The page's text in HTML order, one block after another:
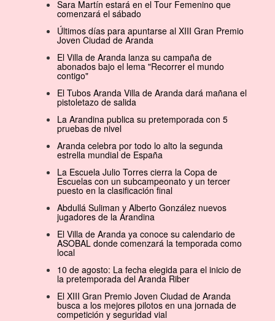
Sara Martín estará en el Tour Femenino que
comenzará el sábado
Últimos días para apuntarse al XIII Gran Premio
Joven Ciudad de Aranda
El Villa de Aranda lanza su campaña de
abonados bajo el lema "Recorrer el mundo
contigo"
El Tubos Aranda Villa de Aranda dará mañana el
pistoletazo de salida
La Arandina publica su pretemporada con 5
pruebas de nivel
Aranda celebra por todo lo alto la segunda
estrella mundial de España
La Escuela Julio Torres cierra la Copa de
Escuelas con un subcampeonato y un tercer
puesto en la clasificación final
Abdullá Suliman y Alberto González nuevos
jugadores de la Arandina
El Villa de Aranda ya conoce su calendario de
ASOBAL donde comenzará la temporada como
local
10 de agosto: La fecha elegida para el inicio de
la pretemporada del Aranda Riber
El XIII Gran Premio Joven Ciudad de Aranda
busca a los mejores pilotos en una jornada de
competición y seguridad vial